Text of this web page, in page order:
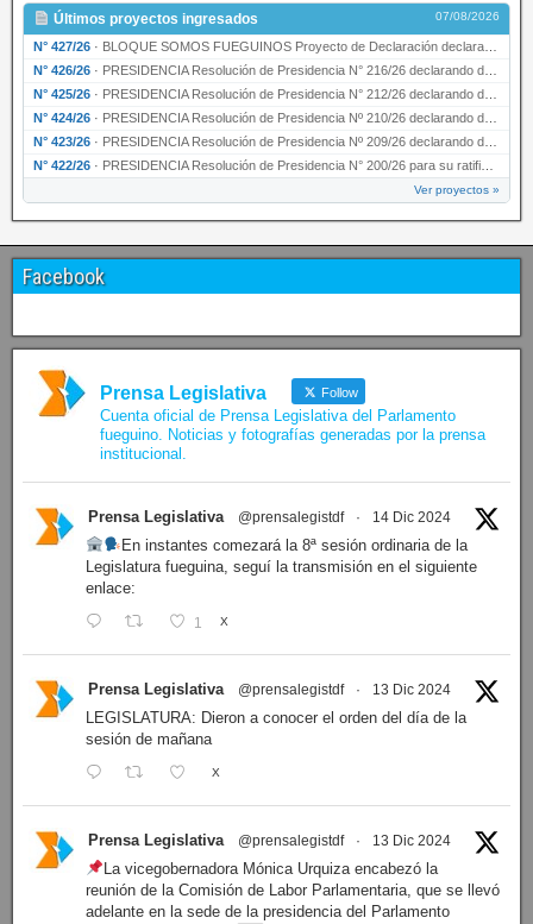
Últimos proyectos ingresados 07/08/2026
N° 427/26 · BLOQUE SOMOS FUEGUINOS Proyecto de Declaración declarando de interés provincial PRESIDENCI…
N° 426/26 · PRESIDENCIA Resolución de Presidencia N° 216/26 declarando de interés provincial la labor …
N° 425/26 · PRESIDENCIA Resolución de Presidencia N° 212/26 declarando de interés provincial el “50° A…
N° 424/26 · PRESIDENCIA Resolución de Presidencia Nº 210/26 declarando de interés provincial el proyec…
N° 423/26 · PRESIDENCIA Resolución de Presidencia Nº 209/26 declarando de interés provincial la presen…
N° 422/26 · PRESIDENCIA Resolución de Presidencia N° 200/26 para su ratificación.
Ver proyectos »
Facebook
Prensa Legislativa Follow
Cuenta oficial de Prensa Legislativa del Parlamento
fueguino. Noticias y fotografías generadas por la prensa
institucional.
Prensa Legislativa @prensalegistdf · 14 Dic 2024
En instantes comezará la 8ª sesión ordinaria de la
Legislatura fueguina, seguí la transmisión en el siguiente
enlace:
1 X
Prensa Legislativa @prensalegistdf · 13 Dic 2024
LEGISLATURA: Dieron a conocer el orden del día de la
sesión de mañana
X
Prensa Legislativa @prensalegistdf · 13 Dic 2024
La vicegobernadora Mónica Urquiza encabezó la
reunión de la Comisión de Labor Parlamentaria, que se llevó
adelante en la sede de la presidencia del Parlamento